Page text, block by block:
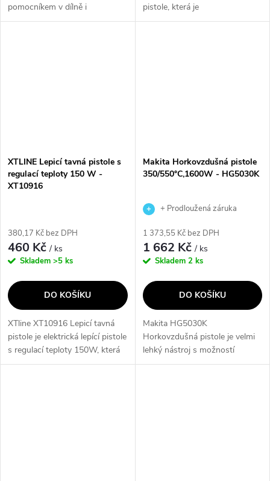
pomocníkem v dílně i
domácnosti. S touto pistolkou
pistole, která je
nenahraditelným pomocníkem v
XTLINE Lepicí tavná pistole s
regulací teploty 150 W -
XT10916
380,17 Kč bez DPH
460 Kč/ ks
Skladem >5 ks
DO KOŠÍKU
XTline XT10916 Lepicí tavná
pistole je elektrická lepící pistole
s regulací teploty 150W, která
je nenahraditelným
Makita Horkovzdušná pistole
350/550°C,1600W - HG5030K
+ Prodloužená záruka
1 373,55 Kč bez DPH
1 662 Kč/ ks
Skladem 2 ks
DO KOŠÍKU
Makita HG5030K
Horkovzdušná pistole je velmi
lehký nástroj s možností
nastavení 2 stupňů teploty a